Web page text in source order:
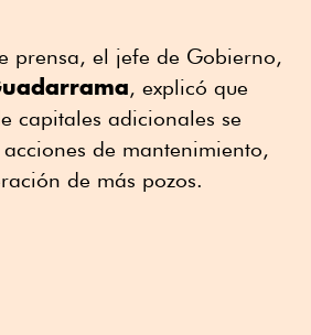
prensa, el jefe de Gobierno,
, explicó que
capitales adicionales se
de mantenimiento,
de más pozos.